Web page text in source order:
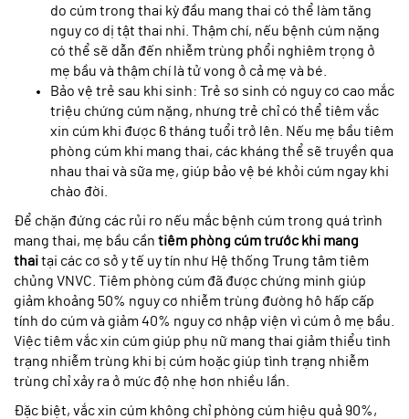
do cúm trong thai kỳ đầu mang thai có thể làm tăng
nguy cơ dị tật thai nhi. Thậm chí, nếu bệnh cúm nặng
có thể sẽ dẫn đến nhiễm trùng phổi nghiêm trọng ở
mẹ bầu và thậm chí là tử vong ở cả mẹ và bé.
Bảo vệ trẻ sau khi sinh: Trẻ sơ sinh có nguy cơ cao mắc
triệu chứng cúm nặng, nhưng trẻ chỉ có thể tiêm vắc
xin cúm khi được 6 tháng tuổi trở lên. Nếu mẹ bầu tiêm
phòng cúm khi mang thai, các kháng thể sẽ truyền qua
nhau thai và sữa mẹ, giúp bảo vệ bé khỏi cúm ngay khi
chào đời.
Để chặn đứng các rủi ro nếu mắc bệnh cúm trong quá trình
mang thai, mẹ bầu cần tiêm phòng cúm trước khi mang
thaitại các cơ sở y tế uy tín như Hệ thống Trung tâm tiêm
chủng VNVC. Tiêm phòng cúm đã được chứng minh giúp
giảm khoảng 50% nguy cơ nhiễm trùng đường hô hấp cấp
tính do cúm và giảm 40% nguy cơ nhập viện vì cúm ở mẹ bầu.
Việc tiêm vắc xin cúm giúp phụ nữ mang thai giảm thiểu tình
trạng nhiễm trùng khi bị cúm hoặc giúp tình trạng nhiễm
trùng chỉ xảy ra ở mức độ nhẹ hơn nhiều lần.
Đặc biệt, vắc xin cúm không chỉ phòng cúm hiệu quả 90%,